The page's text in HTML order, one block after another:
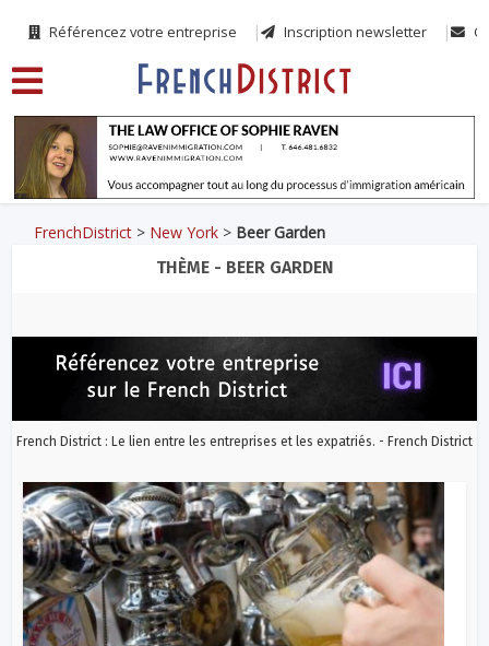
Référencez votre entreprise Inscription newsletter
FrenchDistrict > New York > Beer Garden
THÈME - BEER GARDEN
French District : Le lien entre les entreprises et les expatriés. - French District